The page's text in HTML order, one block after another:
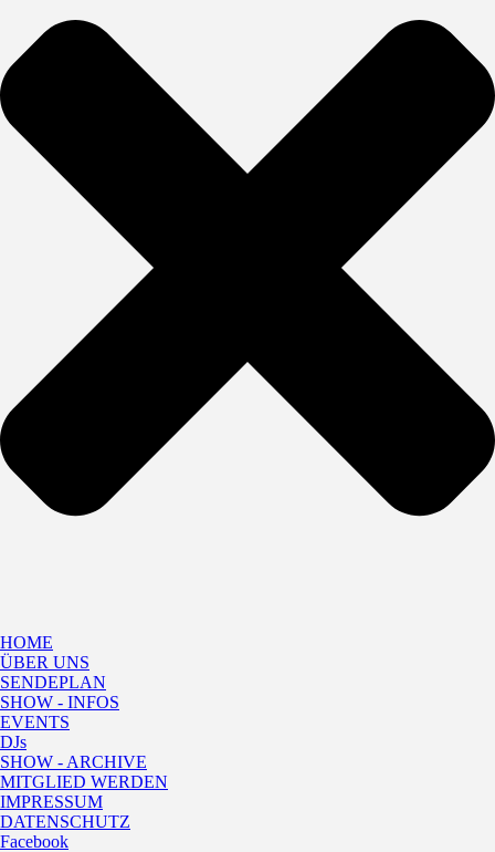
HOME
ÜBER UNS
SENDEPLAN
SHOW - INFOS
EVENTS
DJs
SHOW - ARCHIVE
MITGLIED WERDEN
IMPRESSUM
DATENSCHUTZ
Facebook